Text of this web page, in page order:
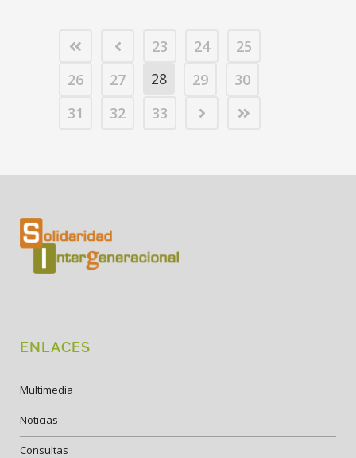
23 24
25
26
27 28 29
30
31
32 33
ENLACES
Multimedia
Noticias
Consultas